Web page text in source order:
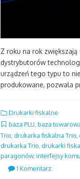
Z roku na rok
dystrybutorów
urządzeń tego typu to
produkowane, pozwala
Drukarki fiskalne
baza PLU baza
Trio drukarka fiskalna Trio
drukarka Trio drukarki
paragonów, interfejsy
1 Komentarz